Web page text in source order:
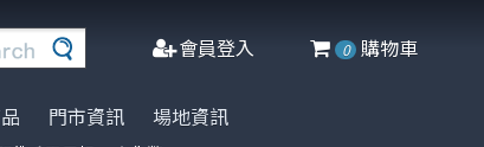
會員登入 0 購物車
門市資訊 場地資訊